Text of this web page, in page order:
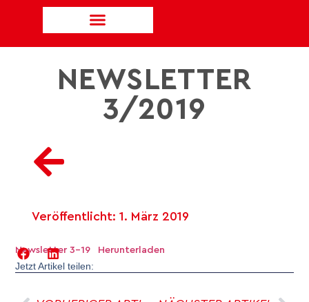
NEWSLETTER
3/2019
Veröffentlicht: 1. März 2019
Newsletter 3-19 Herunterladen
Jetzt Artikel teilen: